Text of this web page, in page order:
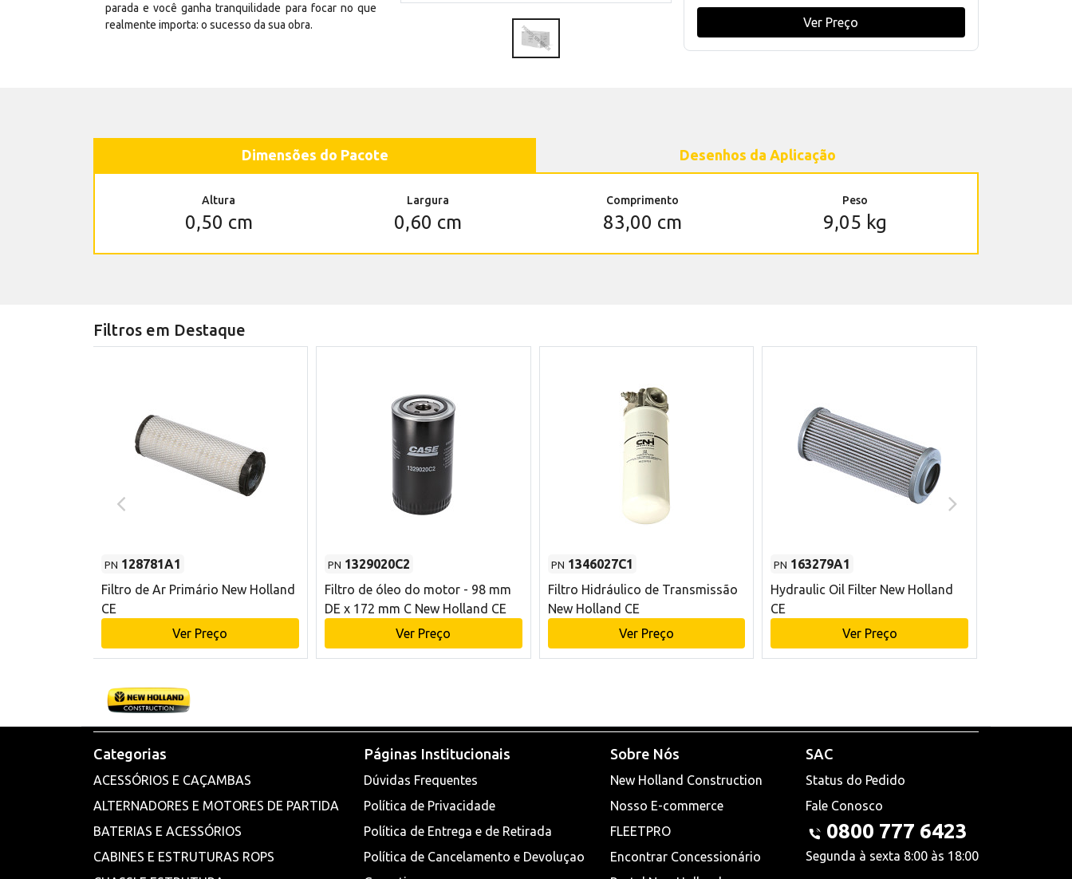
parada e você ganha tranquilidade para focar no que
realmente importa: o sucesso da sua obra.
Ver Preço
Dimensões do Pacote Desenhos da Aplicação
Altura
0,50 cm
Largura
0,60 cm
Comprimento
83,00 cm
Peso
9,05 kg
Filtros em Destaque
PN 128781A1
Filtro de Ar Primário New Holland
CE
Ver Preço
PN 1329020C2
Filtro de óleo do motor - 98 mm
DE x 172 mm C New Holland CE
Ver Preço
PN 1346027C1
Filtro Hidráulico de Transmissão
New Holland CE
Ver Preço
PN 163279A1
Hydraulic Oil Filter New Holland
CE
Ver Preço
Categorias
ACESSÓRIOS E CAÇAMBAS
ALTERNADORES E MOTORES DE PARTIDA
BATERIAS E ACESSÓRIOS
CABINES E ESTRUTURAS ROPS
Páginas Institucionais
Dúvidas Frequentes
Política de Privacidade
Política de Entrega e de Retirada
Política de Cancelamento e Devoluçao
Sobre Nós
New Holland Construction
Nosso E-commerce
FLEETPRO
Encontrar Concessionário
SAC
Status do Pedido
Fale Conosco
0800 777 6423
Segunda à sexta 8:00 às 18:00